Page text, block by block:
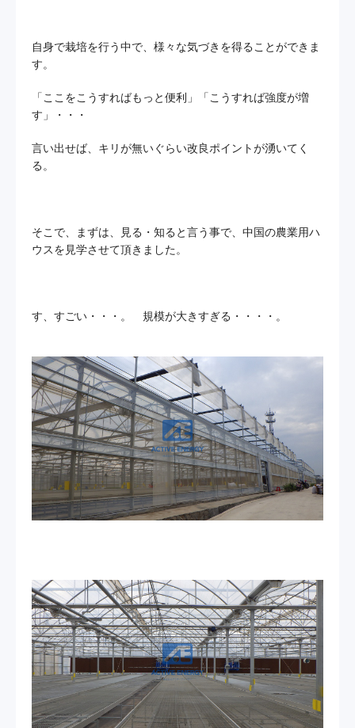
自身で栽培を行う中で、様々な気づきを得ることができま
す。
「ここをこうすればもっと便利」「こうすれば強度が増
す」・・・
言い出せば、キリが無いぐらい改良ポイントが湧いてく
る。
そこで、まずは、見る・知ると言う事で、中国の農業用ハ
ウスを見学させて頂きました。
す、すごい・・・。 規模が大きすぎる・・・・。